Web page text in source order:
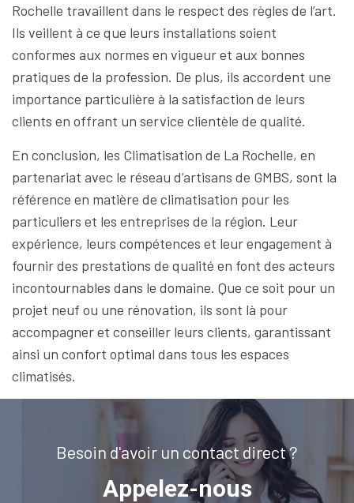
Rochelle travaillent dans le respect des règles de l’art.
Ils veillent à ce que leurs installations soient
conformes aux normes en vigueur et aux bonnes
pratiques de la profession. De plus, ils accordent une
importance particulière à la satisfaction de leurs
clients en offrant un service clientèle de qualité.
En conclusion, les Climatisation de La Rochelle, en
partenariat avec le réseau d’artisans de GMBS, sont la
référence en matière de climatisation pour les
particuliers et les entreprises de la région. Leur
expérience, leurs compétences et leur engagement à
fournir des prestations de qualité en font des acteurs
incontournables dans le domaine. Que ce soit pour un
projet neuf ou une rénovation, ils sont là pour
accompagner et conseiller leurs clients, garantissant
ainsi un confort optimal dans tous les espaces
climatisés.
Besoin d'avoir un contact direct ?
Appelez-nous